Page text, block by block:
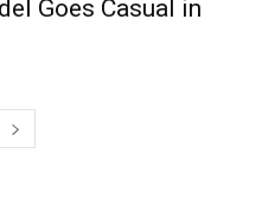
Goes Casual in